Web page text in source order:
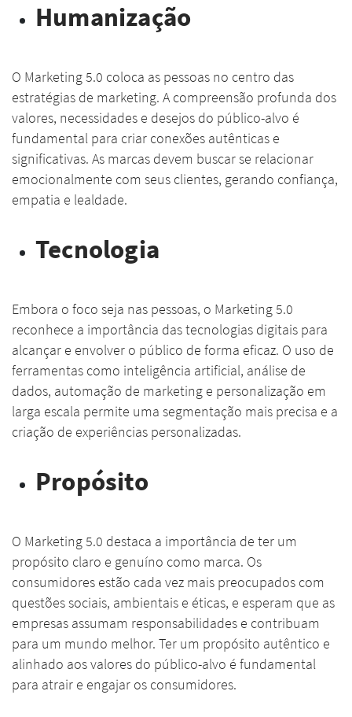
Humanização
O Marketing 5.0 coloca as pessoas no centro das
estratégias de marketing. A compreensão profunda dos
valores, necessidades e desejos do público-alvo é
fundamental para criar conexões autênticas e
significativas. As marcas devem buscar se relacionar
emocionalmente com seus clientes, gerando confiança,
empatia e lealdade.
Tecnologia
Embora o foco seja nas pessoas, o Marketing 5.0
reconhece a importância das tecnologias digitais para
alcançar e envolver o público de forma eficaz. O uso de
ferramentas como inteligência artificial, análise de
dados, automação de marketing e personalização em
larga escala permite uma segmentação mais precisa e a
criação de experiências personalizadas.
Propósito
O Marketing 5.0 destaca a importância de ter um
propósito claro e genuíno como marca. Os
consumidores estão cada vez mais preocupados com
questões sociais, ambientais e éticas, e esperam que as
empresas assumam responsabilidades e contribuam
para um mundo melhor. Ter um propósito autêntico e
alinhado aos valores do público-alvo é fundamental
para atrair e engajar os consumidores.